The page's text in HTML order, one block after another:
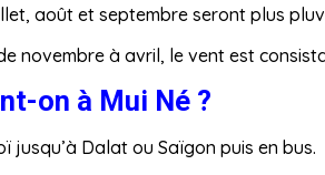
août et septembre seront plus
novembre à avril, le vent est
on à Mui Né ?
jusqu’à Dalat ou Saïgon puis en bus.